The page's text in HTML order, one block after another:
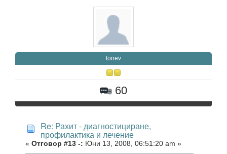
tonev
60
Re: Рахит - диагностициране,
профилактика и лечение
« Отговор #13 -: Юни 13, 2008, 06:51:20 am »